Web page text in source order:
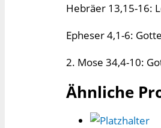
Hebräer 13,15-16:
Epheser 4,1-6:
2. Mose 34,4-10:
Ähnliche